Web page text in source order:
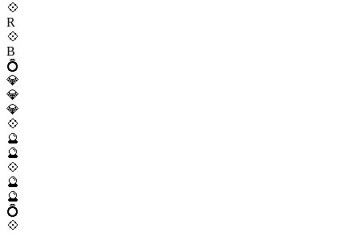
💠
R
💠
B
💍
💎
💎
💎
💠
🔮
🔮
💠
🔮
🔮
💍
💠